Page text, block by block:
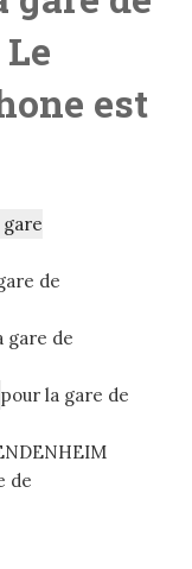
e
est
de
gare de
pour la gare de
de